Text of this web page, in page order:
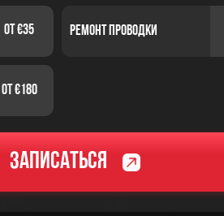
Записаться
от €35 Ремонт Проводки
от €180
РЕМОНТ И
ОБСЛУЖИВАНИЕ